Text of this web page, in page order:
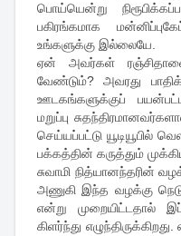
பொய்யென்று
பகிரங்கமாக
உங்களுக்கு இல்லையே.
ஏன் அவர்கள்
வேண்டும்? அவரது
ஊடகங்களுக்குப்
மறுப்பு
செய்யப்பட்டு யூடியூபில்
பக்கத்தின் கருத்தும்
சுவாமி நித்யானந்தரின்
அணுகி இந்த வழக்கு
என்று முறையிட்டதால்
கிளர்ந்து